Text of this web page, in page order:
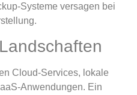
Systeme versagen bei
Cloud-Services, lokale
Anwendungen. Ein